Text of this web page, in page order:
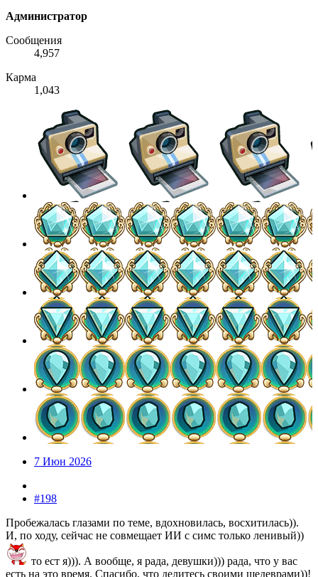
Администратор
Сообщения
4,957
Карма
1,043
7 Июн 2026
#198
Пробежалась глазами по теме, вдохновилась, восхитилась)).
И, по ходу, сейчас не совмещает ИИ с симс только ленивый))
то ест я))). А вообще, я рада, девушки))) рада, что у вас
есть на это время. Спасибо, что делитесь своими шедеврами))!